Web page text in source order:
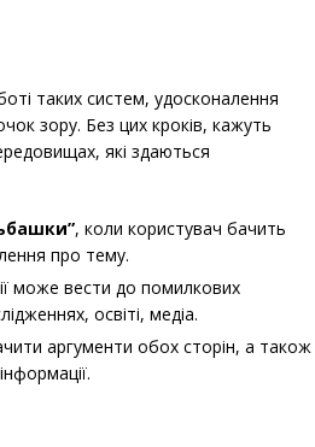
таких систем, удосконалення
зору. Без цих кроків, кажуть
які здаються
, коли користувач бачить
про тему.
може вести до помилкових
освіті, медіа.
аргументи обох сторін, а також